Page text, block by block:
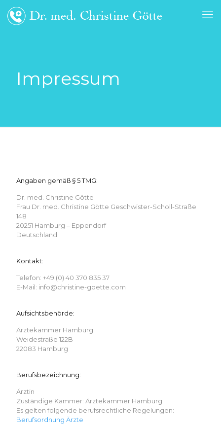
Impressum
Angaben gemäß § 5 TMG:
Dr. med. Christine Götte
Frau Dr. med. Christine Götte Geschwister-Scholl-Straße
148
20251 Hamburg – Eppendorf
Deutschland
Kontakt:
Telefon: +49 (0) 40 370 835 37
E-Mail: info@christine-goette.com
Aufsichtsbehörde:
Ärztekammer Hamburg
Weidestraße 122B
22083 Hamburg
Berufsbezeichnung:
Ärztin
Zuständige Kammer: Ärztekammer Hamburg
Es gelten folgende berufsrechtliche Regelungen:
Berufsordnung Ärzte